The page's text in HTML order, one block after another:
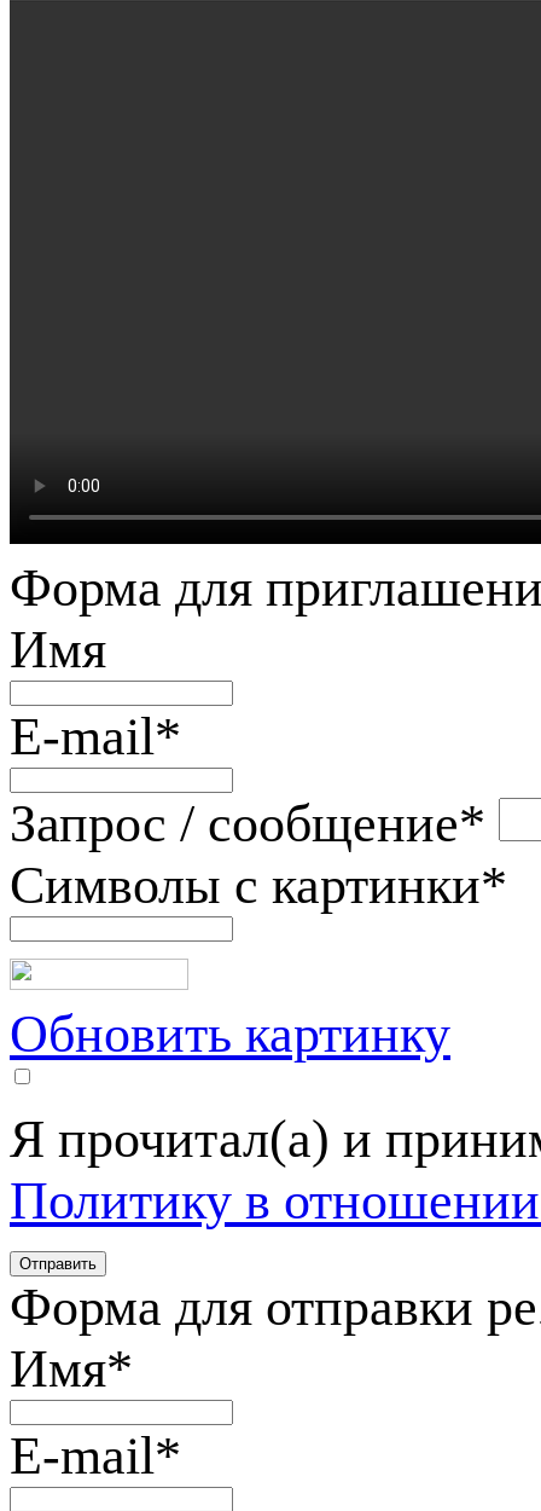
Форма для
Имя
E-mail*
Запрос / сообщение*
Символы с картинки*
Обновить картинку
Я прочитал(а) и
Политику в
Форма для отправки
Имя*
E-mail*